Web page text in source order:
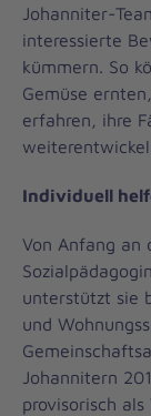
Johanniter-
interessierte
kümmern. So
Gemüse
erfahren, ihre
Individuell
Von Anfang an
unterstützt sie
und
Johannitern
provisorisch